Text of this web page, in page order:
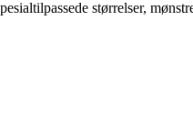
størrelser,